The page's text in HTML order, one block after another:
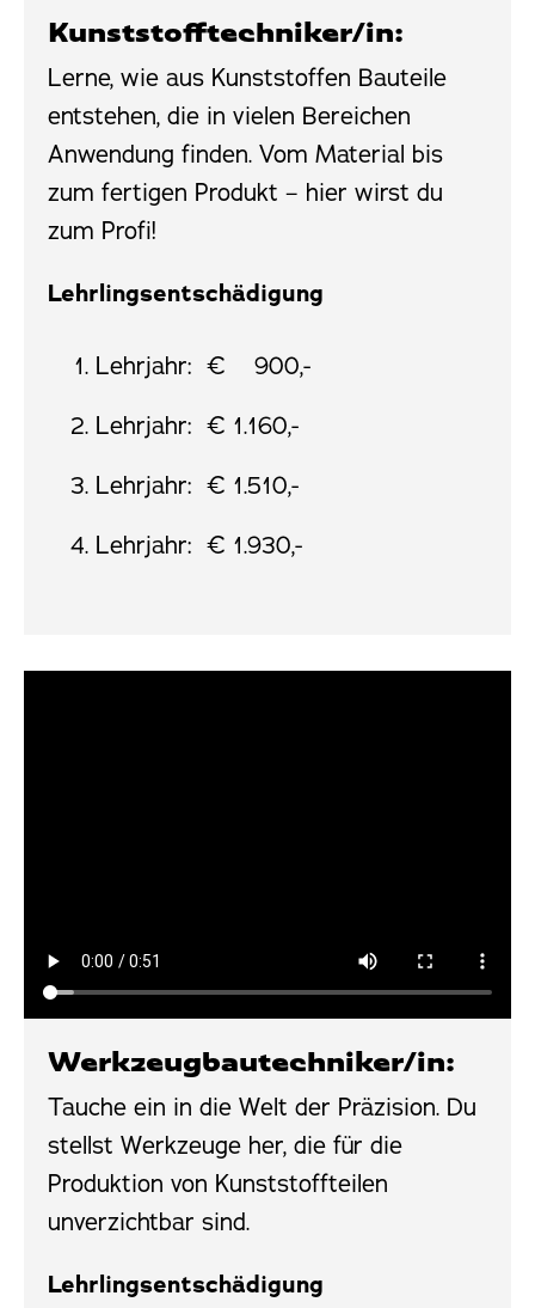
Kunststofftechniker/in:
Lerne, wie aus Kunststoffen Bauteile
entstehen, die in vielen Bereichen
Anwendung finden. Vom Material bis
zum fertigen Produkt – hier wirst du
zum Profi!
Lehrlingsentschädigung
Lehrjahr: € 900,-
Lehrjahr: € 1.160,-
Lehrjahr: € 1.510,-
Lehrjahr: € 1.930,-
Werkzeug­bautechniker/in:
Tauche ein in die Welt der Präzision. Du
stellst Werkzeuge her, die für die
Produktion von Kunststoffteilen
unverzichtbar sind.
Lehrlings­entschädigung